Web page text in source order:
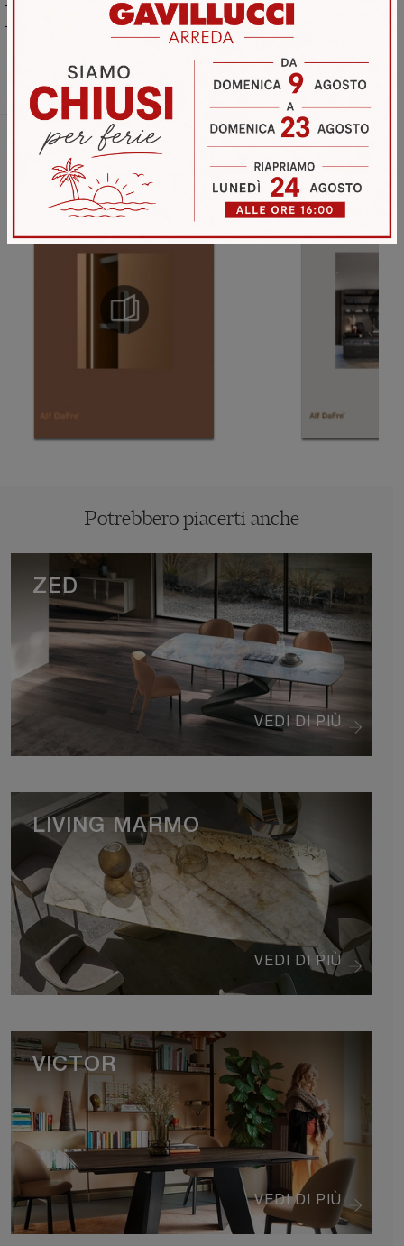
Sfoglia i cataloghi
Ho preso visione dellaPrivacy Policy
Potrebbero piacerti anche
VEDI DI PIÙ
ZED
VEDI DI PIÙ
LIVING MARMO
VEDI DI PIÙ
VICTOR